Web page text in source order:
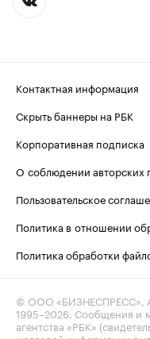
Контактная информация
Скрыть баннеры на РБК
Корпоративная подписка
О соблюдении авторских
Пользовательское
Политика в отношении
Политика обработки
© ООО «БИЗНЕСПРЕСС»,
1995–2026. Сообщения и
агентства «РБК»